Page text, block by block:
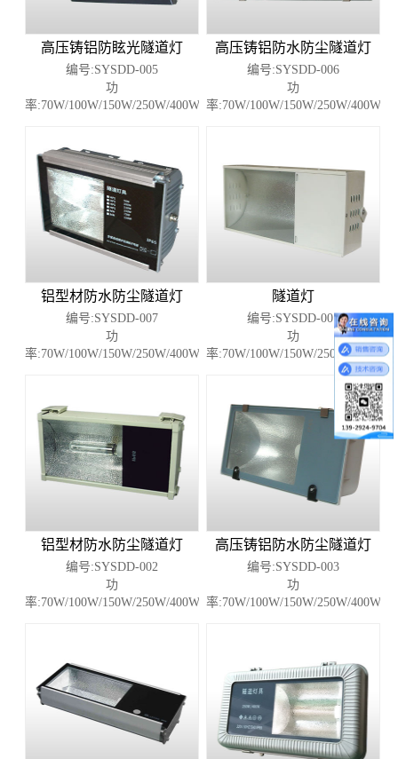
高压铸铝防眩光隧道灯
编号:SYSDD-005
功
率:70W/100W/150W/250W/400W
高压铸铝防水防尘隧道灯
编号:SYSDD-006
功
率:70W/100W/150W/250W/400W
铝型材防水防尘隧道灯
编号:SYSDD-007
功
率:70W/100W/150W/250W/400W
隧道灯
编号:SYSDD-001
功
率:70W/100W/150W/250W/400W
铝型材防水防尘隧道灯
编号:SYSDD-002
功
率:70W/100W/150W/250W/400W
高压铸铝防水防尘隧道灯
编号:SYSDD-003
功
率:70W/100W/150W/250W/400W